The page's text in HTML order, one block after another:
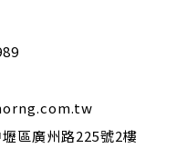
區廣州路225號2樓